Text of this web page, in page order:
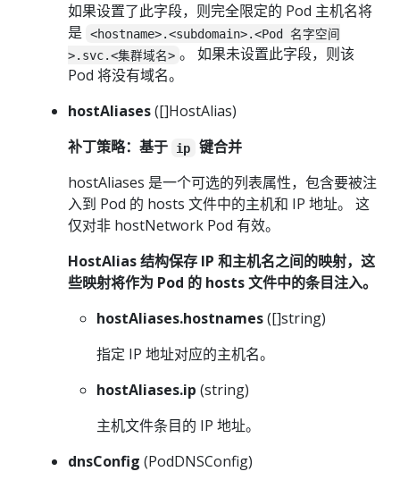
如果设置了此字段，则完全限定的 Pod 主机名将
是 <hostname>.<subdomain>.<Pod 名字空间
>.svc.<集群域名> 。 如果未设置此字段，则该
Pod 将没有域名。
hostAliases([]HostAlias)
补丁策略：基于
ip
键合并
hostAliases 是一个可选的列表属性，包含要被注
入到 Pod 的 hosts 文件中的主机和 IP 地址。 这
仅对非 hostNetwork Pod 有效。
HostAlias 结构保存 IP 和主机名之间的映射，这
些映射将作为 Pod 的 hosts 文件中的条目注入。
hostAliases.hostnames([]string)
指定 IP 地址对应的主机名。
hostAliases.ip (string)
主机文件条目的 IP 地址。
dnsConfig (PodDNSConfig)